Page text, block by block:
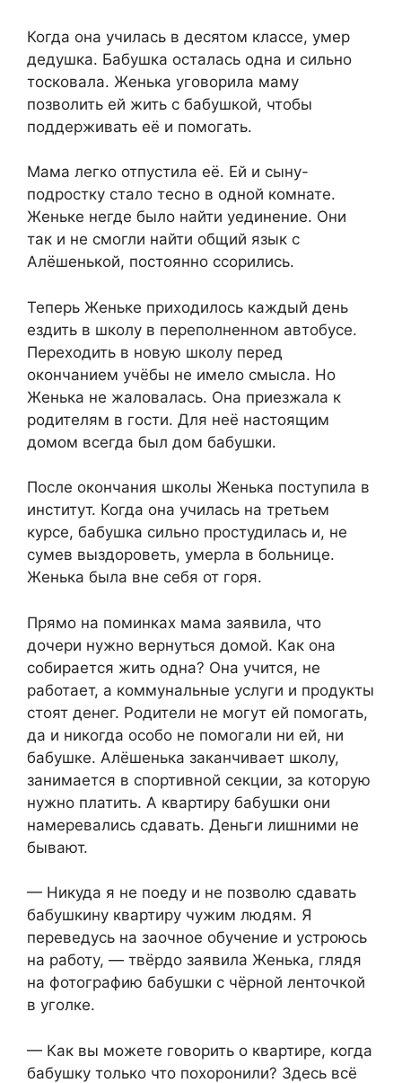
Когда она училась в десятом классе, умер
дедушка. Бабушка осталась одна и сильно
тосковала. Женька уговорила маму
позволить ей жить с бабушкой, чтобы
поддерживать её и помогать.
Мама легко отпустила её. Ей и сыну-
подростку стало тесно в одной комнате.
Женьке негде было найти уединение. Они
так и не смогли найти общий язык с
Алёшенькой, постоянно ссорились.
Теперь Женьке приходилось каждый день
ездить в школу в переполненном автобусе.
Переходить в новую школу перед
окончанием учёбы не имело смысла. Но
Женька не жаловалась. Она приезжала к
родителям в гости. Для неё настоящим
домом всегда был дом бабушки.
После окончания школы Женька поступила в
институт. Когда она училась на третьем
курсе, бабушка сильно простудилась и, не
сумев выздороветь, умерла в больнице.
Женька была вне себя от горя.
Прямо на поминках мама заявила, что
дочери нужно вернуться домой. Как она
собирается жить одна? Она учится, не
работает, а коммунальные услуги и продукты
стоят денег. Родители не могут ей помогать,
да и никогда особо не помогали ни ей, ни
бабушке. Алёшенька заканчивает школу,
занимается в спортивной секции, за которую
нужно платить. А квартиру бабушки они
намеревались сдавать. Деньги лишними не
бывают.
— Никуда я не поеду и не позволю сдавать
бабушкину квартиру чужим людям. Я
переведусь на заочное обучение и устроюсь
на работу, — твёрдо заявила Женька, глядя
на фотографию бабушки с чёрной ленточкой
в уголке.
— Как вы можете говорить о квартире, когда
бабушку только что похоронили? Здесь всё